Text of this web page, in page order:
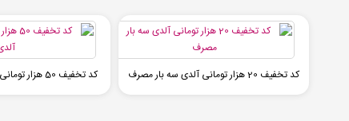
کد تخفیف 20 هزار تومانی آلدی سه بار مصرف کد تخفیف 50 هزار تومانی خرید اول از آلدی